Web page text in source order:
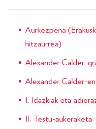
Aurkezpena
hitzaurrea)
Alexander Calder:
Alexander Calder-
I. Idazkiak eta
II. Testu-aukeraketa